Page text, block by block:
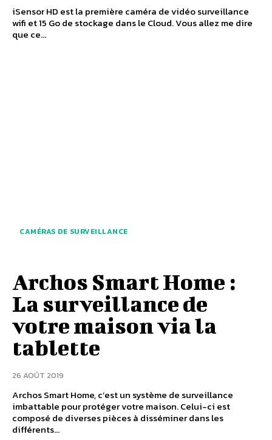
iSensor HD est la première caméra de vidéo surveillance
wifi et 15 Go de stockage dans le Cloud. Vous allez me dire
que ce...
CAMÉRAS DE SURVEILLANCE
Archos Smart Home :
La surveillance de
votre maison via la
tablette
26 AOÛT 2019
Archos Smart Home, c’est un système de surveillance
imbattable pour protéger votre maison. Celui-ci est
composé de diverses pièces à disséminer dans les
différents...